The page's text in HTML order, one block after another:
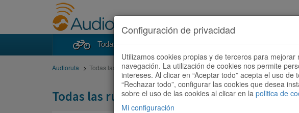
Todas las rutas Buscador de rutas
Audioruta Todas las rutas
Todas las rutas
Configuración de privacidad
Utilizamos cookies propias y de terceros para
navegación. La utilización de cookies nos permite
intereses. Al clicar en “Aceptar todo” acepta el uso
“Rechazar todo”, configurar las cookies que desea
sobre el uso de las cookies al clicar en la politica de
Mi configuración